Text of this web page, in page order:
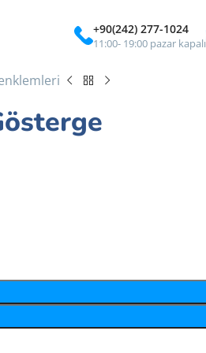
+90(242) 277-1024
11:00- 19:00 pazar kapalı